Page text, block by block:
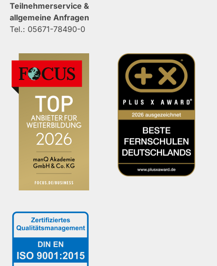
Teilnehmerservice &
allgemeine Anfragen
Tel.: 05671-78490-0